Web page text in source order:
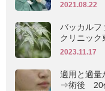
2021.08.22
バッカル
クリニック
2023.11.17
適用と適
⇒術後 20